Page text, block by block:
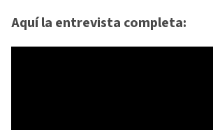
Aquí la entrevista completa: